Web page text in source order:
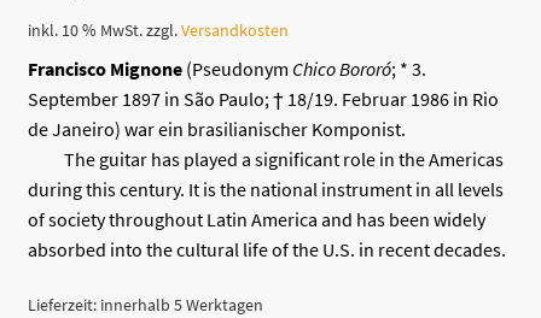
inkl. 10 % MwSt.zzgl.Versandkosten
Francisco Mignone(Pseudonym Chico Bororó; * 3.
September 1897in São Paulo; † 18/19. Februar 1986in Rio
de Janeiro) war ein brasilianischer Komponist.
The guitar has played a significant role in the Americas
during this century. It is the national instrument in all levels
of society throughout Latin America and has been widely
absorbed into the cultural life of the U.S. in recent decades.
Lieferzeit: innerhalb 5 Werktagen